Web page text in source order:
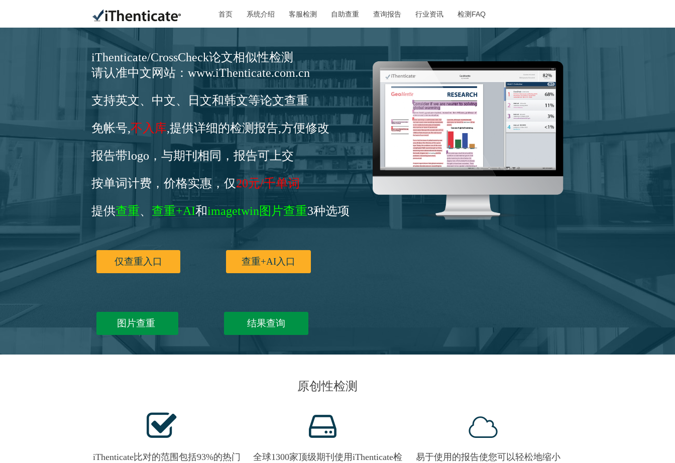
首页 系统介绍 客服检测 自助查重 查询报告 行业资讯 检测FAQ
iThenticate/CrossCheck论文相似性检测
请认准中文网站：www.iThenticate.com.cn
支持英文、中文、日文和韩文等论文查重
免帐号,不入库,提供详细的检测报告,方便修改
报告带logo，与期刊相同，报告可上交
按单词计费，价格实惠，仅20元/千单词
提供查重、 查重+AI和imagetwin图片查重3种选项
仅查重入口 查重+AI入口
图片查重 结果查询
原创性检测
iThenticate比对的范围包括93%的热门
全球1300家顶级期刊使用iThenticate检
易于使用的报告使您可以轻松地缩小